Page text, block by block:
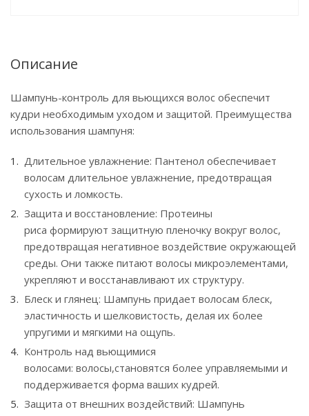
Описание
Шампунь-контроль для вьющихся волос обеспечит
кудри необходимым уходом и защитой. Преимущества
использования шампуня:
Длительное увлажнение: Пантенол обеспечивает
волосам длительное увлажнение, предотвращая
сухость и ломкость.
Защита и восстановление: Протеины
риса формируют защитную пленочку вокруг волос,
предотвращая негативное воздействие окружающей
среды. Они также питают волосы микроэлементами,
укрепляют и восстанавливают их структуру.
Блеск и глянец: Шампунь придает волосам блеск,
эластичность и шелковистость, делая их более
упругими и мягкими на ощупь.
Контроль над вьющимися
волосами: волосы,становятся более управляемыми и
поддерживается форма ваших кудрей.
Защита от внешних воздействий: Шампунь